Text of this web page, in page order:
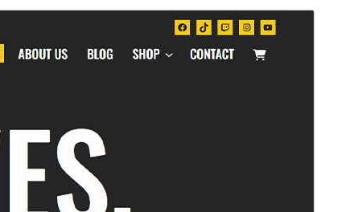
Dette tema er gratis, men tilbyder yderligere betalte
kommercielle opgraderinger eller support.
Sidst opdateret
Aktive installationer
WordPress version
PHP version